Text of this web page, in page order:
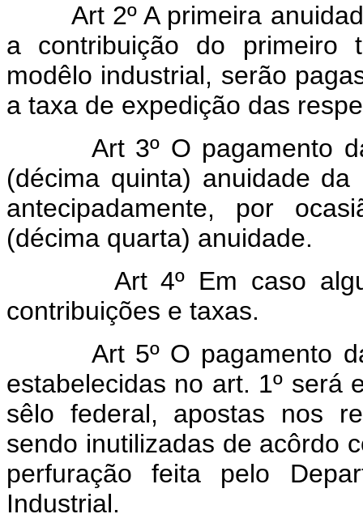
Art 2º A primeira
a contribuição do primeiro
modêlo industrial, serão
a taxa de expedição das
Art 3º O pagamento
(décima quinta) anuidade
antecipadamente, por
(décima quarta) anuidade.
Art 4º Em caso
contribuições e taxas.
Art 5º O pagamento
estabelecidas no art. 1º será
sêlo federal, apostas nos
sendo inutilizadas de acôrdo
perfuração feita pelo
Industrial.